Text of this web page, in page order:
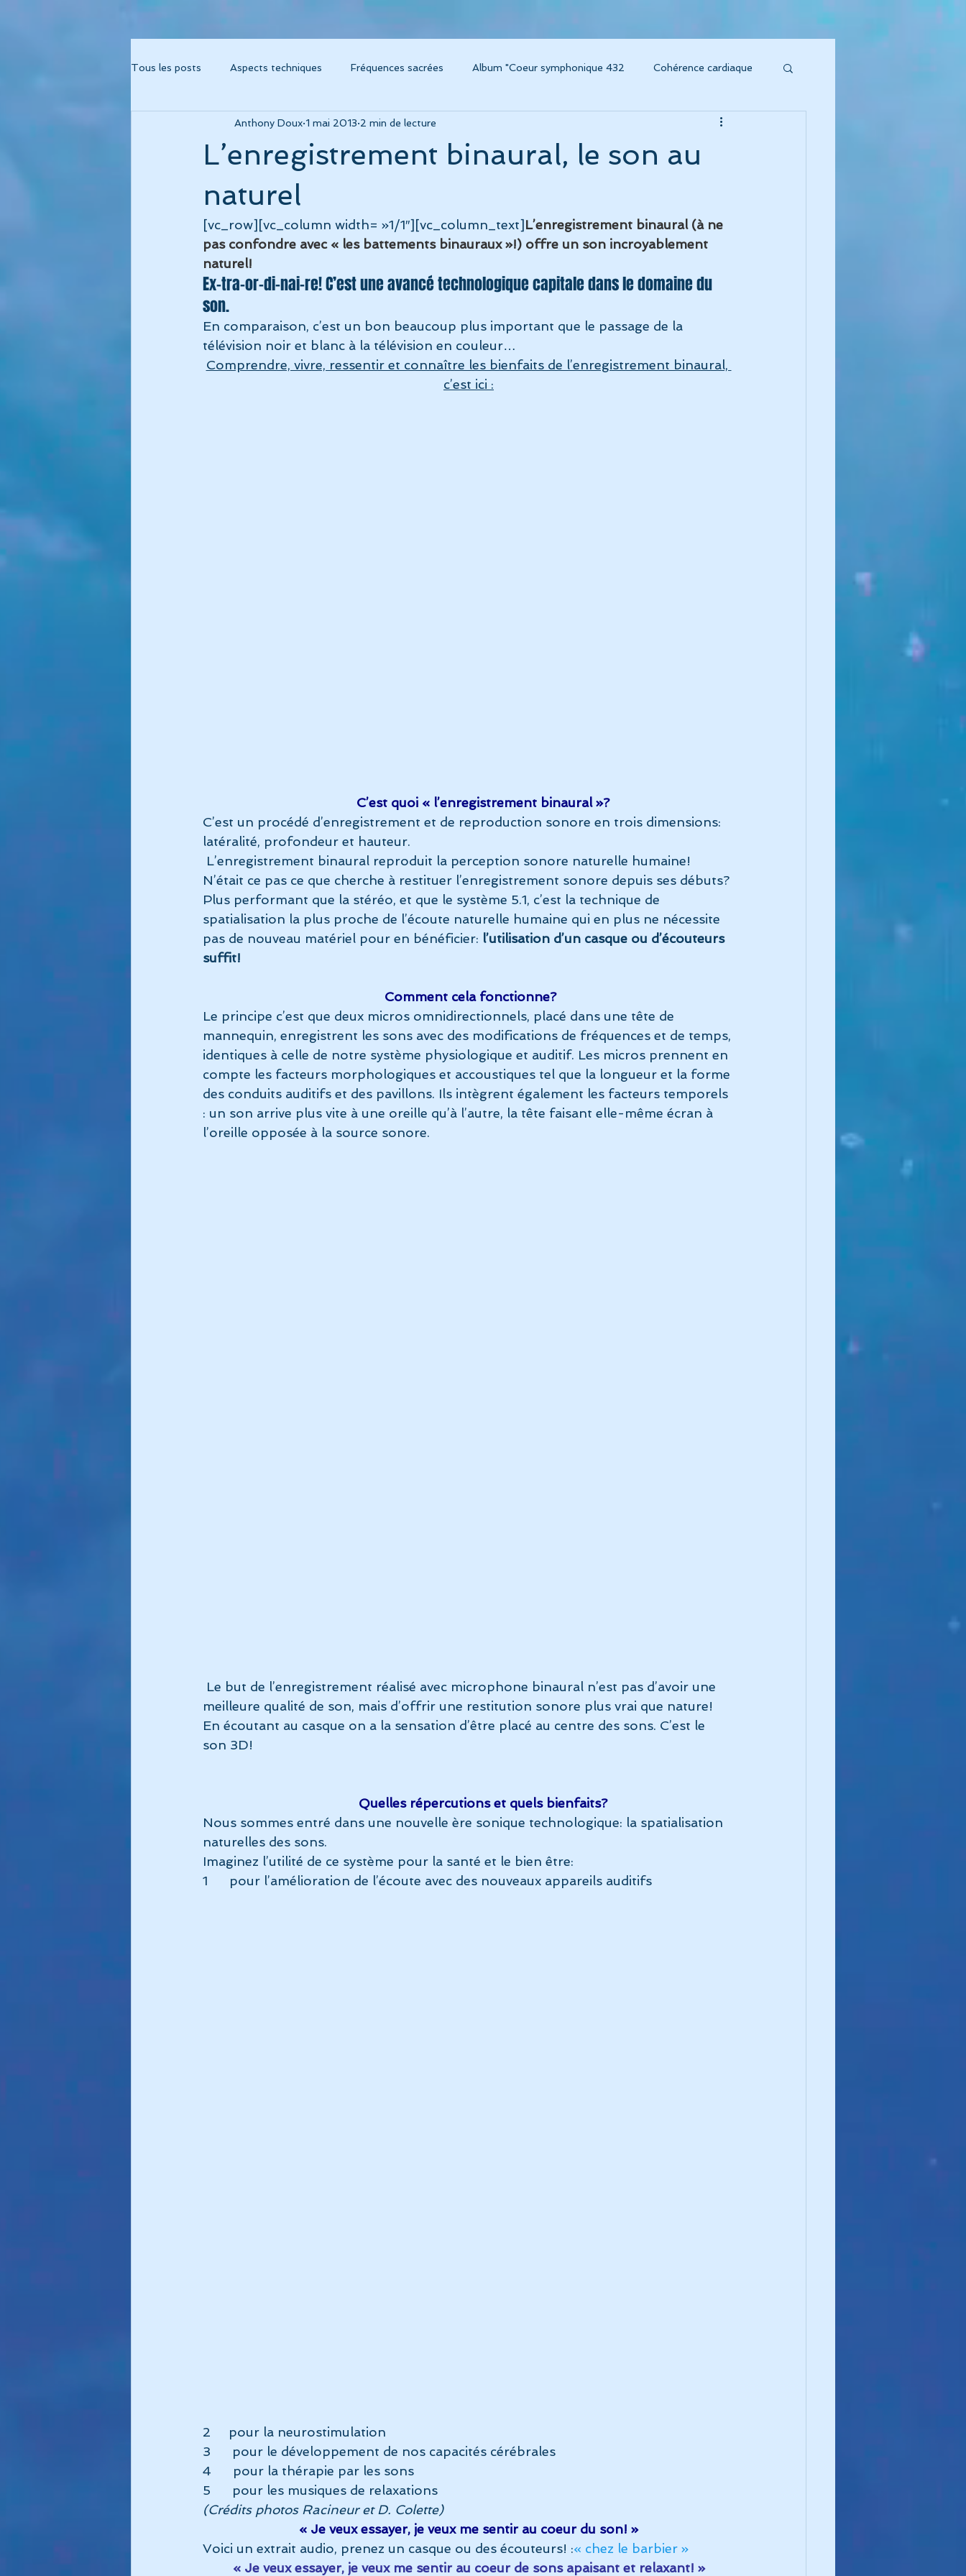
Tous les posts Aspects techniques Fréquences sacrées Album "Coeur symphonique 432 Cohérence cardiaque
Album "Métamorphose" Album Caresse Instruments thérapeutiques
Album "Voyage sonore 432"
Album Cohérence Kid Music grossesse, chant et musique Connaissance de soi Album L'Énergie s'honore !
thérapies musicales Technologies modernes pour la santé
L’enregistrement binaural, le son au
naturel
Anthony Doux 1 mai 2013 2 min de lecture
[vc_row][vc_column width= »1/1″][vc_column_text] L’enregistrement binaural (à ne
pas confondre avec « les battements binauraux »!) offre un son incroyablement
naturel!
Ex-tra-or-di-nai-re! C’est une avancé technologique capitale dans le domaine du
son.
En comparaison, c’est un bon beaucoup plus important que le passage de la
télévision noir et blanc à la télévision en couleur…
Comprendre, vivre, ressentir et connaître les bienfaits de l’enregistrement binaural,
c’est ici :
C’est quoi « l’enregistrement binaural »?
C’est un procédé d’enregistrement et de reproduction sonore en trois dimensions:
latéralité, profondeur et hauteur.
L’enregistrement binaural reproduit la perception sonore naturelle humaine!
N’était ce pas ce que cherche à restituer l’enregistrement sonore depuis ses débuts?
Plus performant que la stéréo, et que le système 5.1, c’est la technique de
spatialisation la plus proche de l’écoute naturelle humaine qui en plus ne nécessite
pas de nouveau matériel pour en bénéficier: l’utilisation d’un casque ou d’écouteurs
suffit!
Comment cela fonctionne?
Le principe c’est que deux micros omnidirectionnels, placé dans une tête de
mannequin, enregistrent les sons avec des modifications de fréquences et de temps,
identiques à celle de notre système physiologique et auditif. Les micros prennent en
compte les facteurs morphologiques et accoustiques tel que la longueur et la forme
des conduits auditifs et des pavillons. Ils intègrent également les facteurs temporels
: un son arrive plus vite à une oreille qu’à l’autre, la tête faisant elle-même écran à
l’oreille opposée à la source sonore.
meilleure qualité de son, mais d’offrir une restitution sonore plus vrai que nature!
En écoutant au casque on a la sensation d’être placé au centre des sons. C’est le
son 3D!
Quelles répercutions et quels bienfaits?
Nous sommes entré dans une nouvelle ère sonique technologique: la spatialisation
naturelles des sons.
Imaginez l’utilité de ce système pour la santé et le bien être:
1      pour l’amélioration de l’écoute avec des nouveaux appareils auditifs
2     pour la neurostimulation
3      pour le développement de nos capacités cérébrales
4      pour la thérapie par les sons
5      pour les musiques de relaxations
(Crédits photos Racineur et D. Colette)
« Je veux essayer, je veux me sentir au coeur du son! »
Voici un extrait audio, prenez un casque ou des écouteurs! :« chez le barbier »
« Je veux essayer, je veux me sentir au coeur de sons apaisant et relaxant! »